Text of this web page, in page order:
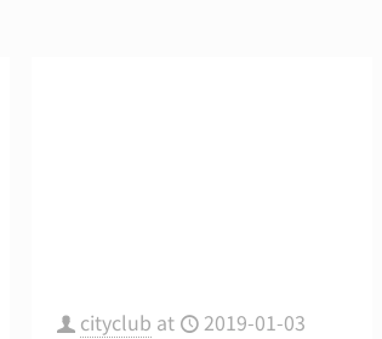
cityclub at 2019-01-03